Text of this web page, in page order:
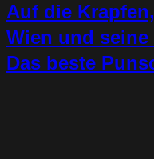
Auf die
Wien und seine
Das beste